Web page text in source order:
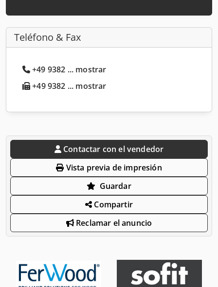
Teléfono & Fax
+49 9382 ... mostrar
+49 9382 ... mostrar
Contactar con el vendedor
Vista previa de impresión
Guardar
Compartir
Reclamar el anuncio